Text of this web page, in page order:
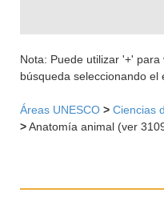
Nota: Puede utilizar '+'
búsqueda seleccionando
Áreas UNESCO > Ciencias
>Anatomía animal (ver